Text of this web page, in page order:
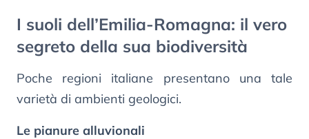
I suoli dell’Emilia-Romagna: il vero
segreto della sua biodiversità
Poche regioni italiane presentano una tale
varietà di ambienti geologici.
Le pianure alluvionali